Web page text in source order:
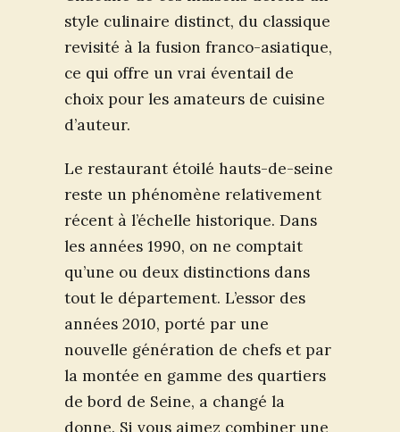
style culinaire distinct, du classique
revisité à la fusion franco-asiatique,
ce qui offre un vrai éventail de
choix pour les amateurs de cuisine
d’auteur.
Le restaurant étoilé hauts-de-seine
reste un phénomène relativement
récent à l’échelle historique. Dans
les années 1990, on ne comptait
qu’une ou deux distinctions dans
tout le département. L’essor des
années 2010, porté par une
nouvelle génération de chefs et par
la montée en gamme des quartiers
de bord de Seine, a changé la
donne. Si vous aimez combiner une